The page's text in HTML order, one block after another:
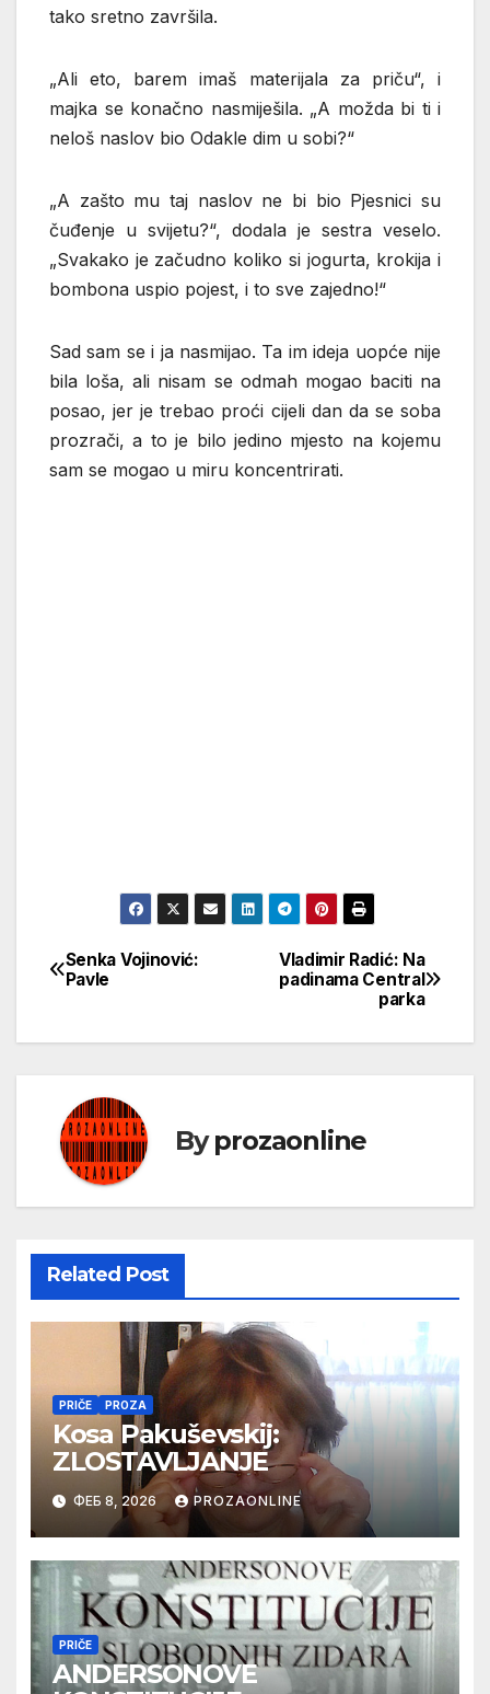
tako sretno završila.
„Ali eto, barem imaš materijala za priču“, i
majka se konačno nasmiješila. „A možda bi ti i
neloš naslov bio Odakle dim u sobi?“
„A zašto mu taj naslov ne bi bio Pjesnici su
čuđenje u svijetu?“, dodala je sestra veselo.
„Svakako je začudno koliko si jogurta, krokija i
bombona uspio pojest, i to sve zajedno!“
Sad sam se i ja nasmijao. Ta im ideja uopće nije
bila loša, ali nisam se odmah mogao baciti na
posao, jer je trebao proći cijeli dan da se soba
prozrači, a to je bilo jedino mjesto na kojemu
sam se mogao u miru koncentrirati.
Кретање
Vladimir Radić: Na
padinama Central
parka
Senka Vojinović:
Pavle
Byprozaonline
Related Post
PRIČE PROZA
Kosa Pakuševskij:
ZLOSTAVLJANJE
ФЕБ 8, 2026 PROZAONLINE
PRIČE
ANDERSONOVE